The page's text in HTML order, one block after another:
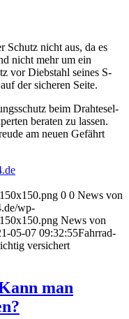
Schutz nicht aus, da es
nicht mehr um ein
vor Diebstahl seines S-
der sicheren Seite.
beim Drahtesel-
beraten zu lassen.
am neuen Gefährt
0 0 News von
wp-
News von
05-07 09:32:55Fahrrad-
versichert
man